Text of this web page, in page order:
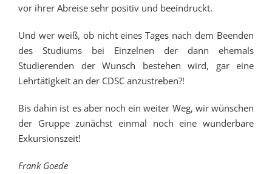
vor ihrer Abreise sehr positiv und beeindruckt.
Und wer weiß, ob nicht eines Tages nach dem Beenden
des Studiums bei Einzelnen der dann ehemals
Studierenden der Wunsch bestehen wird, gar eine
Lehrtätigkeit an der CDSC anzustreben?!
Bis dahin ist es aber noch ein weiter Weg, wir wünschen
der Gruppe zunächst einmal noch eine wunderbare
Exkursionszeit!
Frank Goede